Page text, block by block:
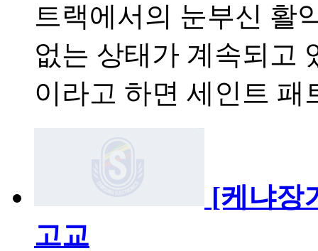
트랙에서의 눈부신 활
없는 상태가 계속되고
이라고 하면 세인트
[케냐장
고교